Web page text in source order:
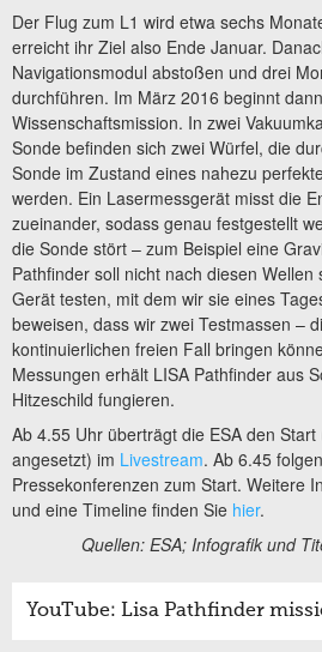
Der Flug zum L1 wird etwa sechs
erreicht ihr Ziel also Ende Januar.
Navigationsmodul abstoßen und drei
durchführen. Im März 2016 beginnt
Wissenschaftsmission. In zwei
Sonde befinden sich zwei Würfel, die
Sonde im Zustand eines nahezu
werden. Ein Lasermessgerät misst die
zueinander, sodass genau festgestellt
die Sonde stört – zum Beispiel eine
Pathfinder soll nicht nach diesen
Gerät testen, mit dem wir sie eines
beweisen, dass wir zwei Testmassen –
kontinuierlichen freien Fall bringen
Messungen erhält LISA Pathfinder aus
Hitzeschild fungieren.
Ab 4.55 Uhr überträgt die ESA den
angesetzt) im Livestream. Ab 6.45
Pressekonferenzen zum Start. Weitere
und eine Timeline finden Sie hier.
Quellen: ESA; Infografik und
YouTube: Lisa Pathfinder